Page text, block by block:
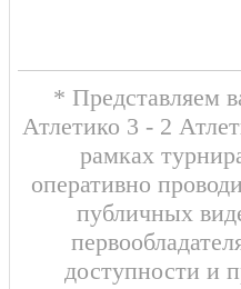
* Представляем
Атлетико 3 - 2
рамках
оперативно
публичных
доступности и